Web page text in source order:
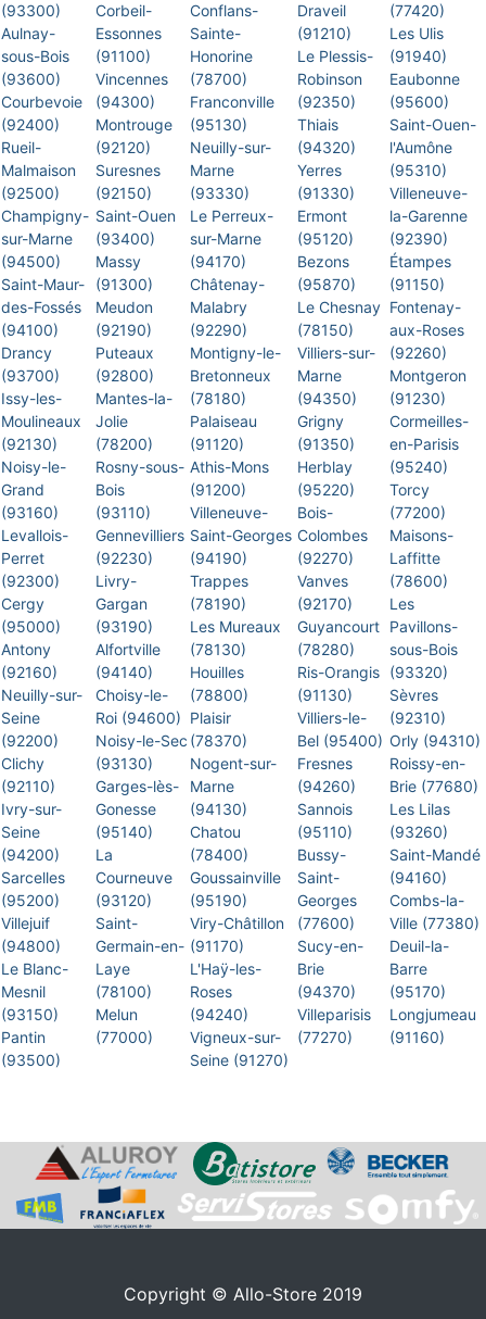
(93300)
Aulnay-
sous-Bois
(93600)
Courbevoie
(92400)
Rueil-
Malmaison
(92500)
Champigny-
sur-Marne
(94500)
Saint-Maur-
des-Fossés
(94100)
Drancy
(93700)
Issy-les-
Moulineaux
(92130)
Noisy-le-
Grand
(93160)
Levallois-
Perret
(92300)
Cergy
(95000)
Antony
(92160)
Neuilly-sur-
Seine
(92200)
Clichy
(92110)
Ivry-sur-
Seine
(94200)
Sarcelles
(95200)
Villejuif
(94800)
Le Blanc-
Mesnil
(93150)
Pantin
(93500)
Corbeil-
Essonnes
(91100)
Vincennes
(94300)
Montrouge
(92120)
Suresnes
(92150)
Saint-Ouen
(93400)
Massy
(91300)
Meudon
(92190)
Puteaux
(92800)
Mantes-la-
Jolie
(78200)
Rosny-sous-
Bois
(93110)
Gennevilliers
(92230)
Livry-
Gargan
(93190)
Alfortville
(94140)
Choisy-le-
Roi (94600)
Noisy-le-Sec
(93130)
Garges-lès-
Gonesse
(95140)
La
Courneuve
(93120)
Saint-
Germain-en-
Laye
(78100)
Melun
(77000)
Conflans-
Sainte-
Honorine
(78700)
Franconville
(95130)
Neuilly-sur-
Marne
(93330)
Le Perreux-
sur-Marne
(94170)
Châtenay-
Malabry
(92290)
Montigny-le-
Bretonneux
(78180)
Palaiseau
(91120)
Athis-Mons
(91200)
Villeneuve-
Saint-Georges
(94190)
Trappes
(78190)
Les Mureaux
(78130)
Houilles
(78800)
Plaisir
(78370)
Nogent-sur-
Marne
(94130)
Chatou
(78400)
Goussainville
(95190)
Viry-Châtillon
(91170)
L'Haÿ-les-
Roses
(94240)
Vigneux-sur-
Seine (91270)
Draveil
(91210)
Le Plessis-
Robinson
(92350)
Thiais
(94320)
Yerres
(91330)
Ermont
(95120)
Bezons
(95870)
Le Chesnay
(78150)
Villiers-sur-
Marne
(94350)
Grigny
(91350)
Herblay
(95220)
Bois-
Colombes
(92270)
Vanves
(92170)
Guyancourt
(78280)
Ris-Orangis
(91130)
Villiers-le-
Bel (95400)
Fresnes
(94260)
Sannois
(95110)
Bussy-
Saint-
Georges
(77600)
Sucy-en-
Brie
(94370)
Villeparisis
(77270)
(77420)
Les Ulis
(91940)
Eaubonne
(95600)
Saint-Ouen-
l'Aumône
(95310)
Villeneuve-
la-Garenne
(92390)
Étampes
(91150)
Fontenay-
aux-Roses
(92260)
Montgeron
(91230)
Cormeilles-
en-Parisis
(95240)
Torcy
(77200)
Maisons-
Laffitte
(78600)
Les
Pavillons-
sous-Bois
(93320)
Sèvres
(92310)
Orly (94310)
Roissy-en-
Brie (77680)
Les Lilas
(93260)
Saint-Mandé
(94160)
Combs-la-
Ville (77380)
Deuil-la-
Barre
(95170)
Longjumeau
(91160)
Copyright © Allo-Store 2019